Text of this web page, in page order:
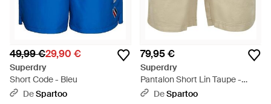
49,99 €29,90 €
Superdry
Short Code - Bleu
DeSpartoo
79,95 €
Superdry
Pantalon Short Lin Taupe -
Neutre
DeSpartoo